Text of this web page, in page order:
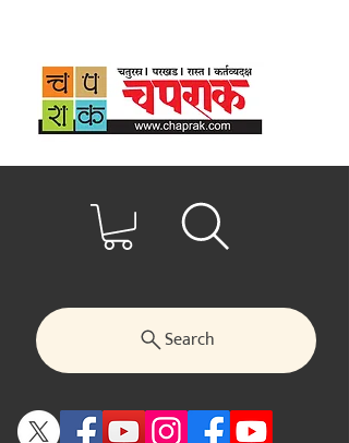
Search